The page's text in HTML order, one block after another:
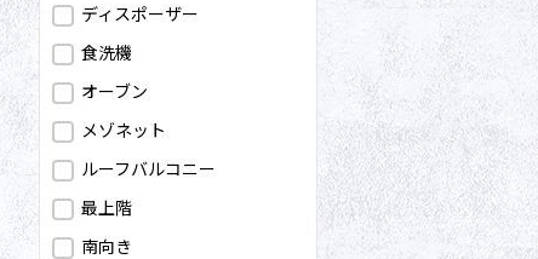
ディスポーザー
食洗機
オーブン
メゾネット
ルーフバルコニー
最上階
南向き